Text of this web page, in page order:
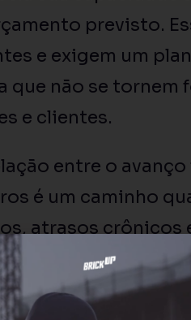
previsto.
e exigem um
não se tornem
e clientes.
entre o
é um caminho
atrasos crônicos
viabilidade do
físico-